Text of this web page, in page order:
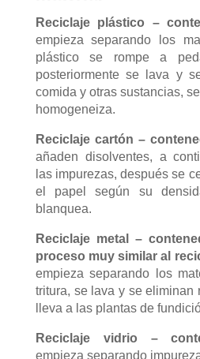
Reciclaje plástico –
empieza separando los
plástico se rompe a
posteriormente se lava y
comida y otras sustancias,
homogeneiza.
Reciclaje cartón –
añaden disolventes, a
las impurezas, después se
el papel según su
blanquea.
Reciclaje metal –
proceso muy similar al
empieza separando los
tritura, se lava y se eliminan
lleva a las plantas de
Reciclaje vidrio –
empieza separando